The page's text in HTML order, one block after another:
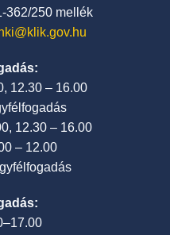
362/250 mellék
12.30 – 16.00
12.30 – 16.00
– 12.00